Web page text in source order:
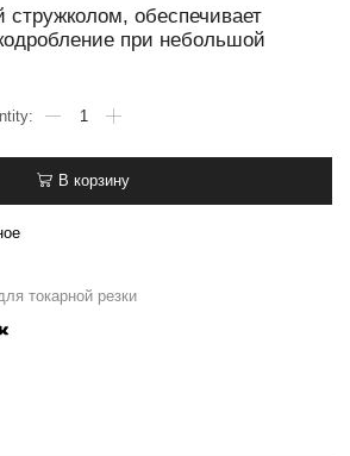
стружколом, обеспечивает
при небольшой
В корзину
токарной резки